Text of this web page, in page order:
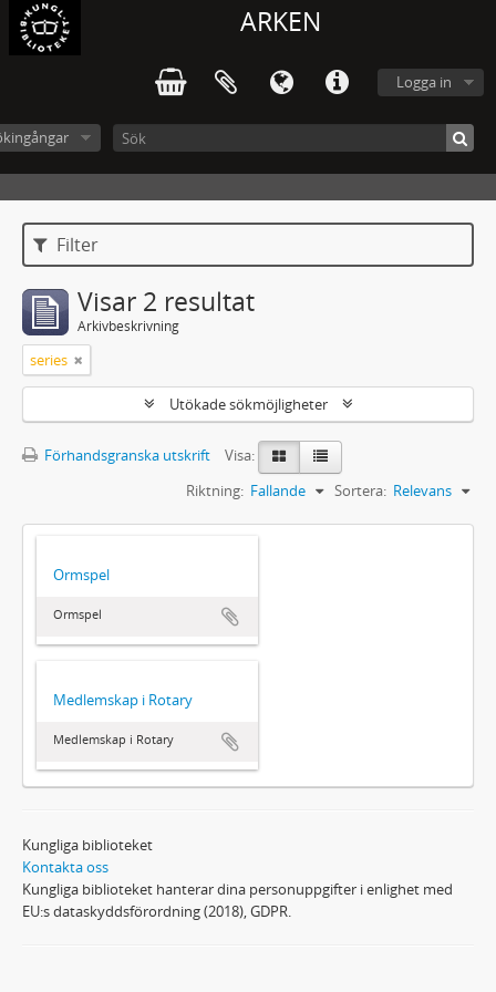
ARKEN
Logga in
Filter
Visar 2 resultat
Arkivbeskrivning
series
Utökade sökmöjligheter
Förhandsgranska utskrift
Visa:
Sortera: Relevans
Riktning: Fallande
Ormspel
Ormspel
Medlemskap i Rotary
Medlemskap i Rotary
Kungliga biblioteket
Kontakta oss
Kungliga biblioteket hanterar dina personuppgifter i enlighet med
EU:s dataskyddsförordning (2018), GDPR.